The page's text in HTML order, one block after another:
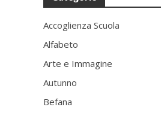
Accoglienza Scuola
Alfabeto
Arte e Immagine
Autunno
Befana